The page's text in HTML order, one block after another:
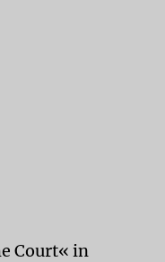
Court« in